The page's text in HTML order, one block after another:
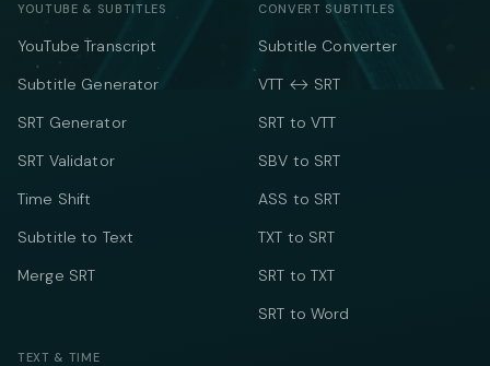
YOUTUBE & SUBTITLES
YouTube Transcript
Subtitle Generator
SRT Generator
SRT Validator
Time Shift
Subtitle to Text
Merge SRT
CONVERT SUBTITLES
Subtitle Converter
VTT ↔ SRT
SRT to VTT
SBV to SRT
ASS to SRT
TXT to SRT
SRT to TXT
SRT to Word
TEXT & TIME